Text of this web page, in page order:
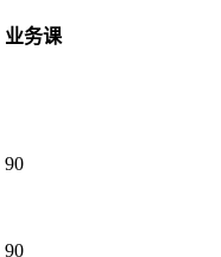
业务课
90
90